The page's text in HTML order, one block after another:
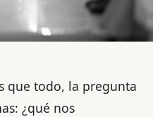
que todo, la pregunta
¿qué nos